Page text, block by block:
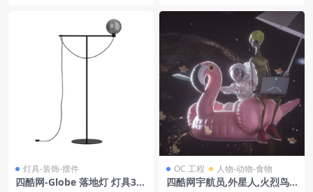
灯具-装饰-摆件
四酷网-Globe 落地灯 灯具3D
OC 工程 人物-动物-食物
四酷网宇航员,外星人,火烈鸟